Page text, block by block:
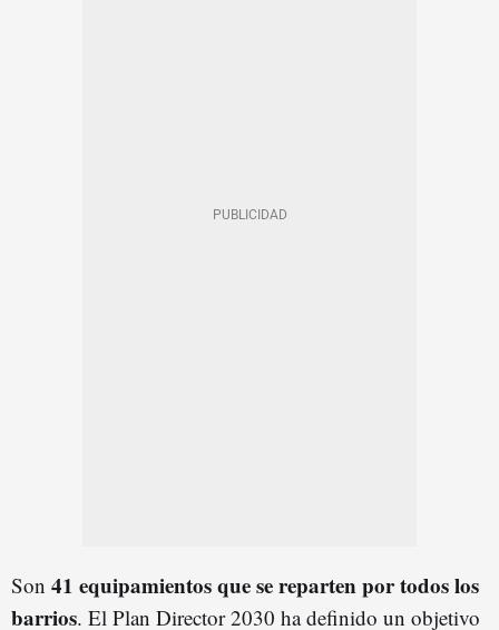
Son 41 equipamientos que se reparten por todos los
barrios. El Plan Director 2030 ha definido un objetivo